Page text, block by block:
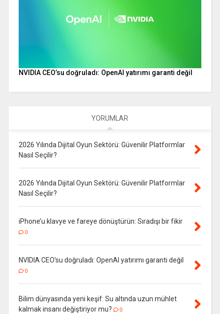
NVIDIA CEO’su doğruladı: OpenAI yatırımı garanti değil
YORUMLAR
2026 Yılında Dijital Oyun Sektörü: Güvenilir Platformlar
Nasıl Seçilir?
2026 Yılında Dijital Oyun Sektörü: Güvenilir Platformlar
Nasıl Seçilir?
iPhone’u klavye ve fareye dönüştürün: Sıradışı bir fikir
0
NVIDIA CEO’su doğruladı: OpenAI yatırımı garanti değil
0
Bilim dünyasında yeni keşif: Su altında uzun mühlet
kalmak insanı değiştiriyor mu?
0